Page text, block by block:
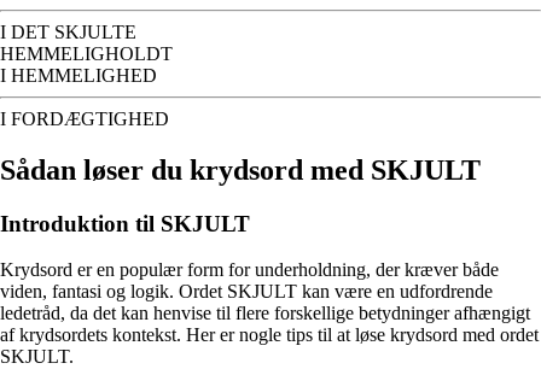
I DET SKJULTE
HEMMELIGHOLDT
I HEMMELIGHED
I FORDÆGTIGHED
Sådan løser du krydsord med SKJULT
Introduktion til SKJULT
Krydsord er en populær form for underholdning, der kræver både
viden, fantasi og logik. Ordet SKJULT kan være en udfordrende
ledetråd, da det kan henvise til flere forskellige betydninger afhængigt
af krydsordets kontekst. Her er nogle tips til at løse krydsord med ordet
SKJULT.